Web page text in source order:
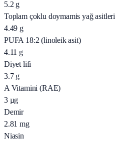
5.2 g
Toplam çoklu doymamis yağ asitleri
4.49 g
PUFA 18:2 (linoleik asit)
4.11 g
Diyet lifi
3.7 g
A Vitamini (RAE)
3 µg
Demir
2.81 mg
Niasin